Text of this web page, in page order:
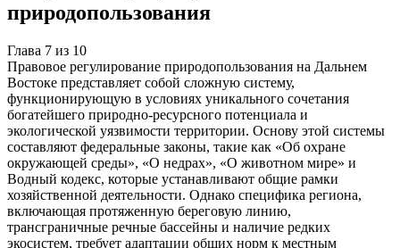
природопользования
Глава 7 из 10
Правовое регулирование природопользования на Дальнем
Востоке представляет собой сложную систему,
функционирующую в условиях уникального сочетания
богатейшего природно-ресурсного потенциала и
экологической уязвимости территории. Основу этой системы
составляют федеральные законы, такие как «Об охране
окружающей среды», «О недрах», «О животном мире» и
Водный кодекс, которые устанавливают общие рамки
хозяйственной деятельности. Однако специфика региона,
включающая протяженную береговую линию,
трансграничные речные бассейны и наличие редких
экосистем, требует адаптации общих норм к местным